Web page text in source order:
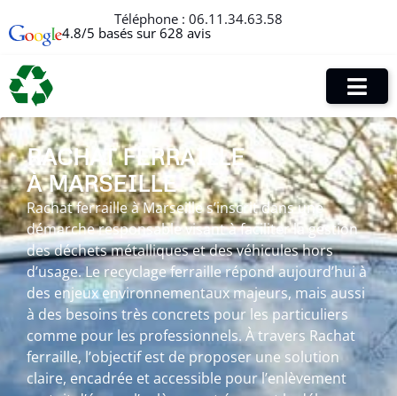
Téléphone : 06.11.34.63.58
4.8/5 basés sur 628 avis
RACHAT FERRAILLE
À MARSEILLE
Rachat ferraille à Marseille s’inscrit dans une
démarche responsable visant à faciliter la gestion
des déchets métalliques et des véhicules hors
d’usage. Le recyclage ferraille répond aujourd’hui à
des enjeux environnementaux majeurs, mais aussi
à des besoins très concrets pour les particuliers
comme pour les professionnels. À travers Rachat
ferraille, l’objectif est de proposer une solution
claire, encadrée et accessible pour l’enlèvement